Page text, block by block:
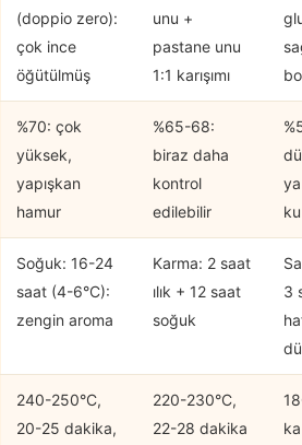
(doppio zero):
çok ince
öğütülmüş
unu +
pastane unu
1:1 karışımı
%70: çok
yüksek,
yapışkan
hamur
%65-68:
biraz daha
kontrol
edilebilir
Soğuk: 16-24
saat (4-6°C):
zengin aroma
Karma: 2 saat
ılık + 12 saat
soğuk
3
240-250°C,
20-25 dakika,
220-230°C,
22-28 dakika